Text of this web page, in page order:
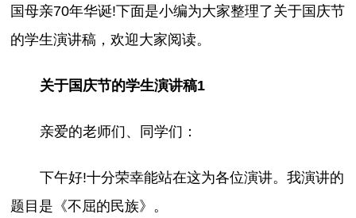
国母亲70年华诞!下面是小编为大家整理了关于国庆节
的学生演讲稿，欢迎大家阅读。
关于国庆节的学生演讲稿1
亲爱的老师们、同学们：
下午好!十分荣幸能站在这为各位演讲。我演讲的
题目是《不屈的民族》。